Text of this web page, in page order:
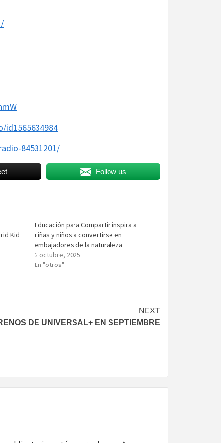
id1565634984
84531201/
Follow us
Kid
Educación para Compartir inspira a
niñas y niños a convertirse en
embajadores de la naturaleza
2 octubre, 2025
En "otros"
NEXT
DE UNIVERSAL+ EN SEPTIEMBRE